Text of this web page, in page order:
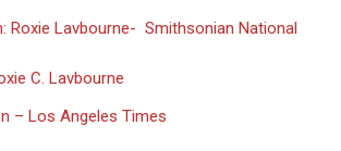
Roxie Lavbourne- Smithsonian National
C. Lavbourne
– Los Angeles Times